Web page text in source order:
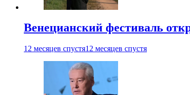
Венецианский фестиваль
12 месяцев спустя12 месяцев спустя